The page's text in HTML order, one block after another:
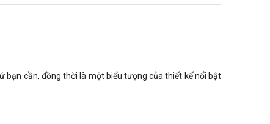
bạn cần, đồng thời là một biểu tượng của thiết kế nổi bật